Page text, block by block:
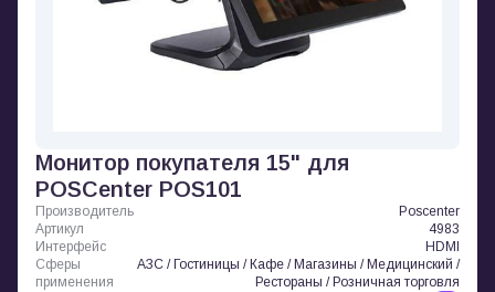
Монитор покупателя 15" для
POSCenter POS101
Производитель
Poscenter
Артикул
4983
Интерфейс
HDMI
Сферы
применения
АЗС / Гостиницы / Кафе / Магазины / Медицинский /
Рестораны / Розничная торговля